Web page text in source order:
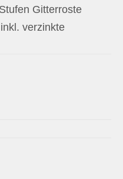
Gitterroste
verzinkte